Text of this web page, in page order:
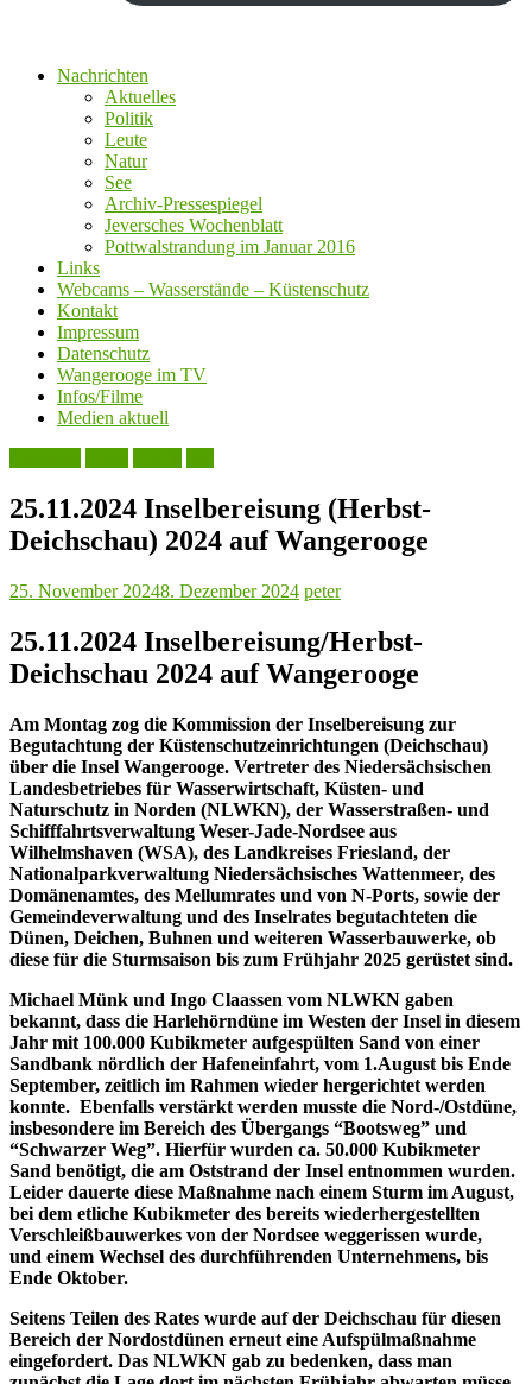
Nachrichten
Aktuelles
Politik
Leute
Natur
See
Archiv-Pressespiegel
Jeversches Wochenblatt
Pottwalstrandung im Januar 2016
Links
Webcams – Wasserstände – Küstenschutz
Kontakt
Impressum
Datenschutz
Wangerooge im TV
Infos/Filme
Medien aktuell
25.11.2024 Inselbereisung (Herbst-
Deichschau) 2024 auf Wangerooge
25. November 20248. Dezember 2024 peter
25.11.2024 Inselbereisung/Herbst-
Deichschau 2024 auf Wangerooge
Am Montag zog die Kommission der Inselbereisung zur
Begutachtung der Küstenschutzeinrichtungen (Deichschau)
über die Insel Wangerooge. Vertreter des Niedersächsischen
Landesbetriebes für Wasserwirtschaft, Küsten- und
Naturschutz in Norden (NLWKN), der Wasserstraßen- und
Schifffahrtsverwaltung Weser-Jade-Nordsee aus
Wilhelmshaven (WSA), des Landkreises Friesland, der
Nationalparkverwaltung Niedersächsisches Wattenmeer, des
Domänenamtes, des Mellumrates und von N-Ports, sowie der
Gemeindeverwaltung und des Inselrates begutachteten die
Dünen, Deichen, Buhnen und weiteren Wasserbauwerke, ob
diese für die Sturmsaison bis zum Frühjahr 2025 gerüstet sind.
Michael Münk und Ingo Claassen vom NLWKN gaben
bekannt, dass die Harlehörndüne im Westen der Insel in diesem
Jahr mit 100.000 Kubikmeter aufgespülten Sand von einer
Sandbank nördlich der Hafeneinfahrt, vom 1.August bis Ende
September, zeitlich im Rahmen wieder hergerichtet werden
konnte. Ebenfalls verstärkt werden musste die Nord-/Ostdüne,
insbesondere im Bereich des Übergangs “Bootsweg” und
“Schwarzer Weg”. Hierfür wurden ca. 50.000 Kubikmeter
Sand benötigt, die am Oststrand der Insel entnommen wurden.
Leider dauerte diese Maßnahme nach einem Sturm im August,
bei dem etliche Kubikmeter des bereits wiederhergestellten
Verschleißbauwerkes von der Nordsee weggerissen wurde,
und einem Wechsel des durchführenden Unternehmens, bis
Ende Oktober.
Seitens Teilen des Rates wurde auf der Deichschau für diesen
Bereich der Nordostdünen erneut eine Aufspülmaßnahme
eingefordert. Das NLWKN gab zu bedenken, dass man